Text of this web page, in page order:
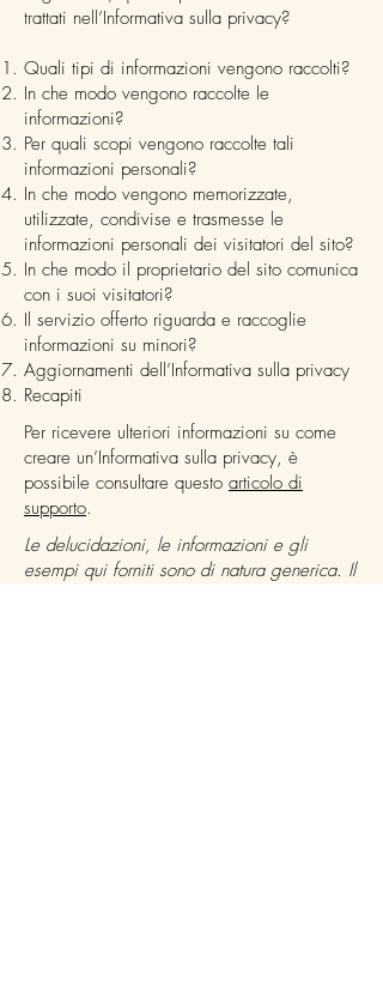
trattati nell’Informativa sulla privacy?
Quali tipi di informazioni vengono raccolti?
In che modo vengono raccolte le
informazioni?
Per quali scopi vengono raccolte tali
informazioni personali?
In che modo vengono memorizzate,
utilizzate, condivise e trasmesse le
informazioni personali dei visitatori del sito?
In che modo il proprietario del sito comunica
con i suoi visitatori?
Il servizio offerto riguarda e raccoglie
informazioni su minori?
Aggiornamenti dell’Informativa sulla privacy
Recapiti
Per ricevere ulteriori informazioni su come
creare un’Informativa sulla privacy, è
possibile consultare questo articolo di
supporto.
Le delucidazioni, le informazioni e gli
esempi qui forniti sono di natura generica. Il